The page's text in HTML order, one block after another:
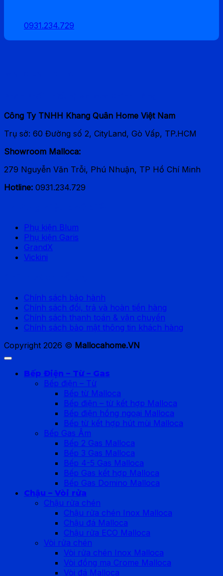
0931.234.729
Công Ty TNHH Khang Quân Home Việt Nam
Trụ sở: 60 Đường số 2, CityLand, Gò Vấp, TP.HCM
Showroom Malloca:
279 Nguyễn Văn Trỗi, Phú Nhuận, TP Hồ Chí Minh
Hotline: 0931.234.729
Phụ kiện Blum
Phụ kiện Garis
GrandX
Vickini
Chính sách bảo hành
Chính sách đổi, trả và hoàn tiền hàng
Chính sách thanh toán & vận chuyển
Chính sách bảo mật thông tin khách hàng
Copyright 2026 © Mallocahome.VN
Bếp Điện – Từ – Gas
Bếp điện – Từ
Bếp từ Malloca
Bếp điện – từ kết hợp Malloca
Bếp điện hồng ngoại Malloca
Bếp từ kết hợp hút mùi Malloca
Bếp Gas Âm
Bếp 2 Gas Malloca
Bếp 3 Gas Malloca
Bếp 4-5 Gas Malloca
Bếp Gas kết hợp Malloca
Bếp Gas Domino Malloca
Chậu – Vòi rửa
Chậu rửa chén
Chậu rửa chén Inox Malloca
Chậu đá Malloca
Chậu rửa ECO Malloca
Vòi rửa chén
Vòi rửa chén Inox Malloca
Vòi đồng mạ Crome Malloca
Vòi đá Malloca